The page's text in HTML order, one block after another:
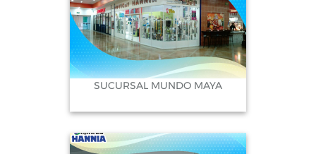
Sucursal Centro Maya: Calle 41 Sur Mzn.
355 Local 12 x Calle 50 Federal y Diag. 80
SUCURSAL MUNDO MAYA